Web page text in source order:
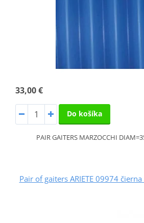
33,00 €
Do košíka
PAIR GAITERS MARZOCCHI
Pair of gaiters ARIETE 09974